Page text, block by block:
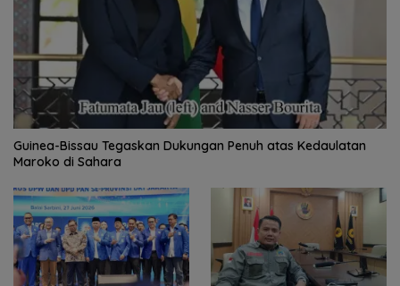
Guinea-Bissau Tegaskan Dukungan Penuh atas Kedaulatan
Maroko di Sahara